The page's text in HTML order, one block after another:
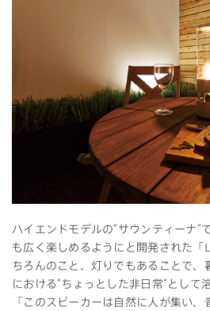
ハイエンドモデルの“サウンティーナ”
も広く楽しめるようにと開発された「
ちろんのこと、灯りでもあることで、
における“ちょっとした非日常”として
「このスピーカーは自然に人が集い